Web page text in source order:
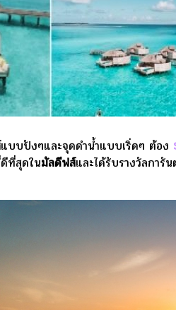
แบบปังๆและจุดดำน้ำแบบเริ่ดๆ ต้อง
ที่สุดในมัลดีฟส์และได้รับรางวัลกา